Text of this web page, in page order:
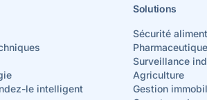
le intelligent
Solutions
Sécurité
Pharmaceutique
Surveillance
Agriculture
Gestion